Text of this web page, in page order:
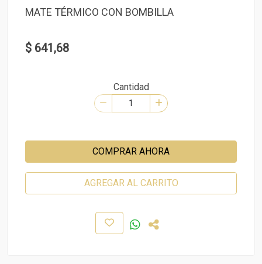
MATE TÉRMICO CON BOMBILLA
$ 641,68
Cantidad
COMPRAR AHORA
AGREGAR AL CARRITO